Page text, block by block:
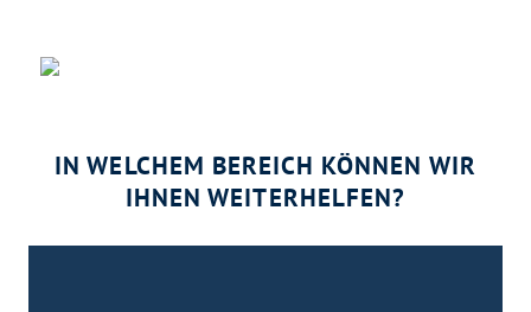
IN WELCHEM BEREICH KÖNNEN WIR
IHNEN WEITERHELFEN?